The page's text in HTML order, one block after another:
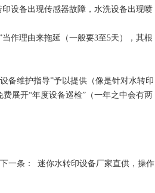
设备出现传感器故障，水洗设备出现喷
作理由来拖延（一般要3至5天），其根
备维护指导”予以提供（像是针对水转印
展开“年度设备巡检”（一年之中会有两
一条：
迷你水转印设备厂家直供，操作